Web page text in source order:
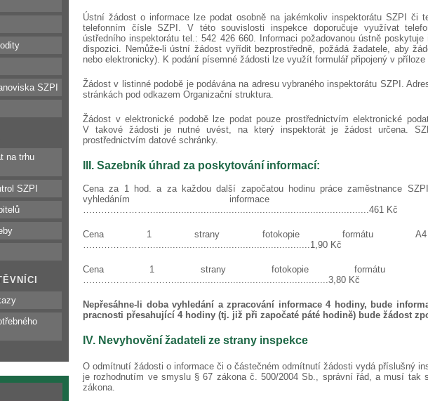
SZPI
na trhu
SZPI
Ústní žádost o informace lze podat osobně na jakémkoliv inspektorátu SZPI či
telefonním čísle SZPI. V této souvislosti inspekce doporučuje využívat
ústředního inspektorátu tel.: 542 426 660. Informaci požadovanou ústně
dispozici. Nemůže-li ústní žádost vyřídit bezprostředně, požádá žadatele, aby
nebo elektronicky). K podání písemné žádosti lze využít formulář připojený v
Žádost v listinné podobě je podávána na adresu vybraného inspektorátu SZPI.
stránkách pod odkazem Organizační struktura.
Žádost v elektronické podobě lze podat pouze prostřednictvím elektronické
V takové žádosti je nutné uvést, na který inspektorát je žádost určena.
prostřednictvím datové schránky.
III. Sazebník úhrad za poskytování informací:
Cena za 1 hod. a za každou další započatou hodinu práce zaměstnance
vyhledáním informace
……………………............................................................................461 Kč
Cena 1 strany fotokopie formátu A4
…………………….......................................................1,90 Kč
Cena 1 strany fotokopie formátu A3
………………………….......................................................3,80 Kč
Nepřesáhne-li doba vyhledání a zpracování informace 4 hodiny, bude
pracnosti přesahující 4 hodiny (tj. již při započaté páté hodině) bude žádost
IV. Nevyhovění žadateli ze strany inspekce
O odmítnutí žádosti o informace či o částečném odmítnutí žádosti vydá příslušný
je rozhodnutím ve smyslu § 67 zákona č. 500/2004 Sb., správní řád, a musí tak
zákona.